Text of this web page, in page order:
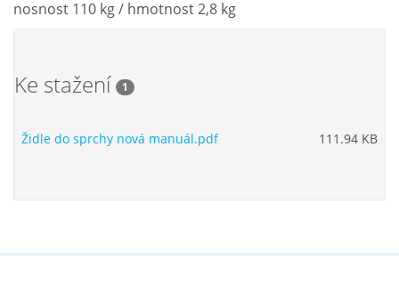
nosnost 110 kg / hmotnost 2,8 kg
Ke stažení 1
Židle do sprchy nová manuál.pdf 111.94 KB